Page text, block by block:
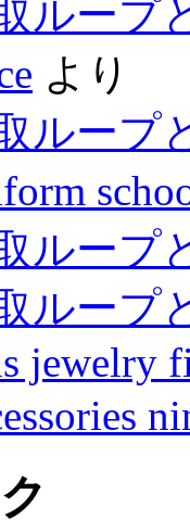
ループ
より
ループ
ループ
ループ
jewelry